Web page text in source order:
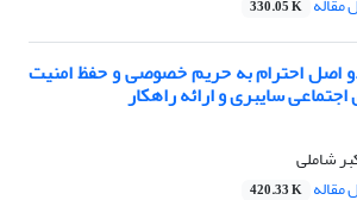
330.05 K
اصل احترام به حریم خصوصی و حفظ امنیت
سایبری و ارائه راهکار
شاملی
مقاله 420.33 K